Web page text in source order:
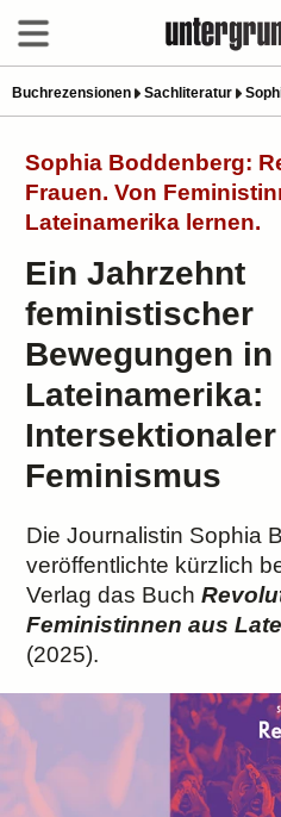
Buchrezensionen Sachliteratur
Sophia Boddenberg:
Frauen. Von
Lateinamerika lernen.
Ein Jahrzehnt
feministischer
Bewegungen in
Lateinamerika:
Intersektionaler
Feminismus
Die Journalistin Sophia
veröffentlichte kürzlich
Verlag das Buch
Feministinnen aus
(2025).